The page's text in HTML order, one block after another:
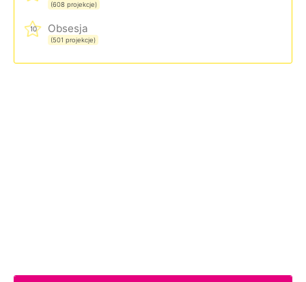
(608 projekcje)
10 Obsesja
(501 projekcje)